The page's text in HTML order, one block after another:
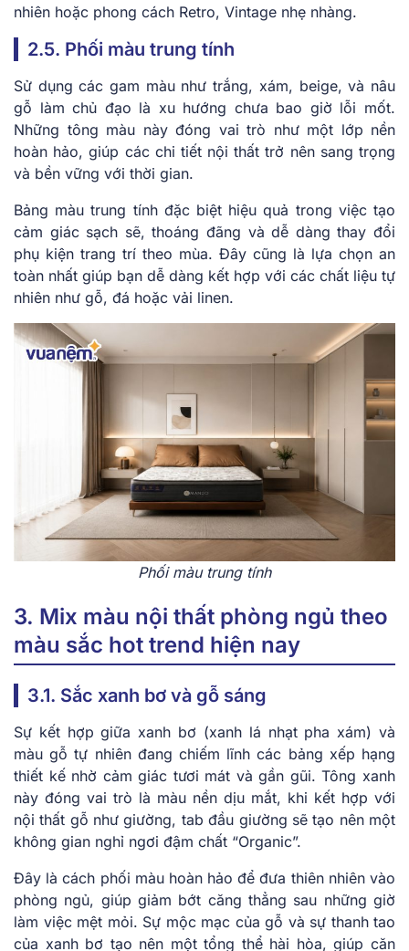
nhiên hoặc phong cách Retro, Vintage nhẹ nhàng.
2.5. Phối màu trung tính
Sử dụng các gam màu như trắng, xám, beige, và nâu
gỗ làm chủ đạo là xu hướng chưa bao giờ lỗi mốt.
Những tông màu này đóng vai trò như một lớp nền
hoàn hảo, giúp các chi tiết nội thất trở nên sang trọng
và bền vững với thời gian.
Bảng màu trung tính đặc biệt hiệu quả trong việc tạo
cảm giác sạch sẽ, thoáng đãng và dễ dàng thay đổi
phụ kiện trang trí theo mùa. Đây cũng là lựa chọn an
toàn nhất giúp bạn dễ dàng kết hợp với các chất liệu tự
nhiên như gỗ, đá hoặc vải linen.
Phối màu trung tính
3. Mix màu nội thất phòng ngủ theo
màu sắc hot trend hiện nay
3.1. Sắc xanh bơ và gỗ sáng
Sự kết hợp giữa xanh bơ (xanh lá nhạt pha xám) và
màu gỗ tự nhiên đang chiếm lĩnh các bảng xếp hạng
thiết kế nhờ cảm giác tươi mát và gần gũi. Tông xanh
này đóng vai trò là màu nền dịu mắt, khi kết hợp với
nội thất gỗ như giường, tab đầu giường sẽ tạo nên một
không gian nghỉ ngơi đậm chất “Organic”.
Đây là cách phối màu hoàn hảo để đưa thiên nhiên vào
phòng ngủ, giúp giảm bớt căng thẳng sau những giờ
làm việc mệt mỏi. Sự mộc mạc của gỗ và sự thanh tao
của xanh bơ tạo nên một tổng thể hài hòa, giúp căn